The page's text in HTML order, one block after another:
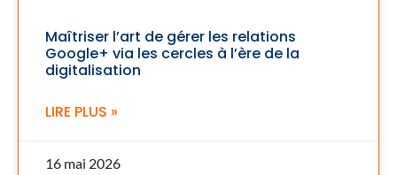
Maîtriser l’art de gérer les relations
Google+ via les cercles à l’ère de la
digitalisation
LIRE PLUS »
16 mai 2026